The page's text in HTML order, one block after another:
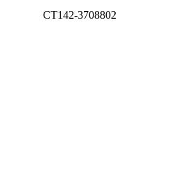
СТ142-3708802